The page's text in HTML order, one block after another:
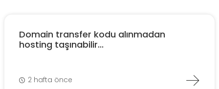
Domain transfer kodu alınmadan
hosting taşınabilir...
2 hafta önce